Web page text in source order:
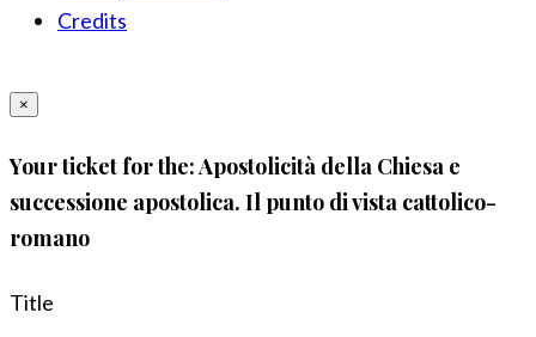
Credits
×
Your ticket for the: Apostolicità della Chiesa e
successione apostolica. Il punto di vista cattolico-
romano
Title